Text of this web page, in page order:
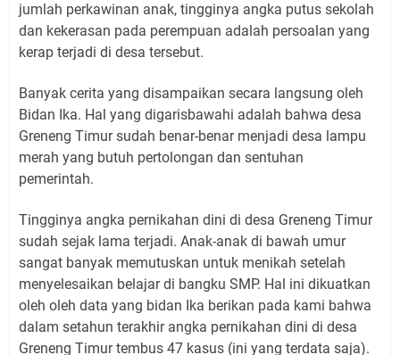
jumlah perkawinan anak, tingginya angka putus sekolah
dan kekerasan pada perempuan adalah persoalan yang
kerap terjadi di desa tersebut.
Banyak cerita yang disampaikan secara langsung oleh
Bidan Ika. Hal yang digarisbawahi adalah bahwa desa
Greneng Timur sudah benar-benar menjadi desa lampu
merah yang butuh pertolongan dan sentuhan
pemerintah.
Tingginya angka pernikahan dini di desa Greneng Timur
sudah sejak lama terjadi. Anak-anak di bawah umur
sangat banyak memutuskan untuk menikah setelah
menyelesaikan belajar di bangku SMP. Hal ini dikuatkan
oleh oleh data yang bidan Ika berikan pada kami bahwa
dalam setahun terakhir angka pernikahan dini di desa
Greneng Timur tembus 47 kasus (ini yang terdata saja).